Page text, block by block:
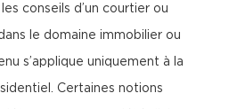
conseils d’un courtier ou
le domaine immobilier ou
s’applique uniquement à la
Certaines notions